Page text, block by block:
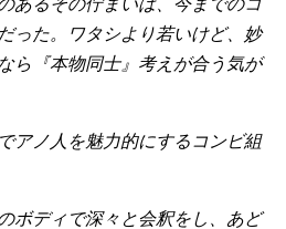
あるその佇まいは、今までのコ
った。ワタシより若いけど、妙
ら『本物同士』考えが合う気が
アノ人を魅力的にするコンビ組
ボディで深々と会釈をし、あど